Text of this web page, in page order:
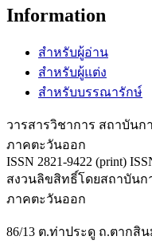
Information
สำหรับผู้อ่าน
สำหรับผู้แต่ง
สำหรับบรรณารักษ์
วารสารวิชาการ สถาบัน
ภาคตะวันออก
ISSN 2821-9422 (print)
สงวนลิขสิทธิ์โดยสถาบัน
ภาคตะวันออก
86/13 ต.ท่าประดู ถ.ตากสิ